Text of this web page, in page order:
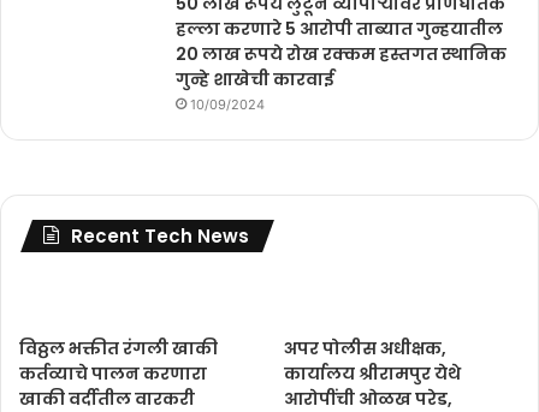
हल्ला करणारे 5 आरोपी ताब्यात गुन्हयातील
20 लाख रूपये रोख रक्कम हस्तगत स्थानिक
गुन्हे शाखेची कारवाई
10/09/2024
Recent Tech News
विठ्ठल भक्तीत रंगली खाकी
कर्तव्याचे पालन करणारा
खाकी वर्दीतील वारकरी
अपर पोलीस अधीक्षक,
कार्यालय श्रीरामपुर येथे
आरोपींची ओळख परेड,